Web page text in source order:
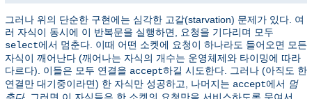
그러나 위의 단순한 구현에는 심각한 고갈(starvation) 문제가 있다. 여
러 자식이 동시에 이 반복문을 실행하면, 요청을 기다리며 모두
select에서 멈춘다. 이때 어떤 소켓에 요청이 하나라도 들어오면 모든
자식이 깨어난다 (깨어나는 자식의 개수는 운영체제와 타이밍에 따라
다르다). 이들은 모두 연결을 accept하길 시도한다. 그러나 (아직도 한
연결만 대기중이라면) 한 자식만 성공하고, 나머지는 accept에서 멈